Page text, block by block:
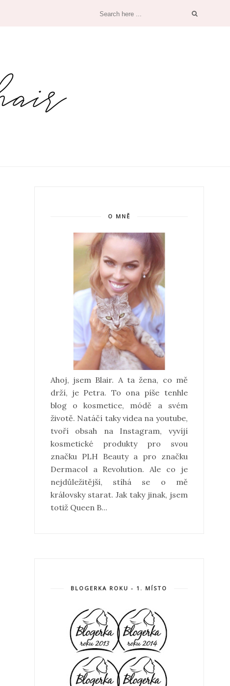
O MNĚ
Ahoj, jsem Blair. A ta žena, co mě
drží, je Petra. To ona píše tenhle
blog o kosmetice, módě a svém
životě. Natáčí taky videa na youtube,
tvoří obsah na Instagram, vyvíjí
kosmetické produkty pro svou
značku PLH Beauty a pro značku
Dermacol a Revolution. Ale co je
nejdůležitější, stíhá se o mě
královsky starat. Jak taky jinak, jsem
totiž Queen B...
BLOGERKA ROKU - 1. MÍSTO